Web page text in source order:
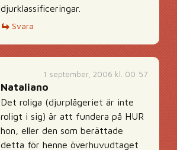
djurklassificeringar.
Svara
1 september, 2006 kl. 00:57
Nataliano
Det roliga (djurplågeriet är inte
roligt i sig) är att fundera på HUR
hon, eller den som berättade
detta för henne överhuvudtaget